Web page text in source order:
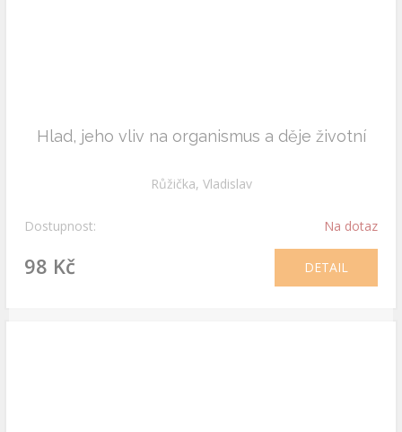
Hlad, jeho vliv na organismus a děje životní
Růžička, Vladislav
Dostupnost: Na dotaz
98 Kč DETAIL